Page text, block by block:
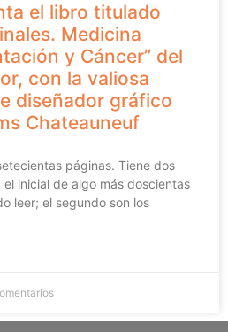
el libro titulado
Medicina
y Cáncer” del
con la valiosa
diseñador gráfico
Chateauneuf
páginas. Tiene dos
inicial de algo más doscientas
leer; el segundo son los